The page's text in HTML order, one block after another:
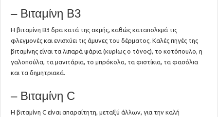
– Βιταμίνη Β3
Η βιταμίνη Β3 δρα κατά της ακμής, καθώς καταπολεμά τις
φλεγμονές και ενισχύει τις άμυνες του δέρματος. Καλές πηγές της
βιταμίνης είναι τα λιπαρά ψάρια (κυρίως ο τόνος), το κοτόπουλο, η
γαλοπούλα, τα μανιτάρια, το μπρόκολο, τα φιστίκια, τα φασόλια
και τα δημητριακά.
– Βιταμίνη C
Η βιταμίνη C είναι απαραίτητη, μεταξύ άλλων, για την καλή